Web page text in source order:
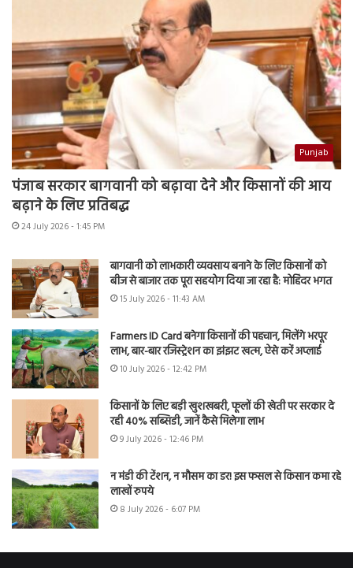
Punjab
पंजाब सरकार बागवानी को बढ़ावा देने और किसानों की आय
बढ़ाने के लिए प्रतिबद्ध
24 July 2026 - 1:45 PM
बागवानी को लाभकारी व्यवसाय बनाने के लिए किसानों को
बीज से बाजार तक पूरा सहयोग दिया जा रहा है: मोहिंदर भगत
15 July 2026 - 11:43 AM
Farmers ID Card बनेगा किसानों की पहचान, मिलेंगे भरपूर
लाभ, बार-बार रजिस्ट्रेशन का झंझट खत्म, ऐसे करें अप्लाई
10 July 2026 - 12:42 PM
किसानों के लिए बड़ी खुशखबरी, फूलों की खेती पर सरकार दे
रही 40% सब्सिडी, जानें कैसे मिलेगा लाभ
9 July 2026 - 12:46 PM
न मंडी की टेंशन, न मौसम का डर! इस फसल से किसान कमा रहे
लाखों रुपये
8 July 2026 - 6:07 PM